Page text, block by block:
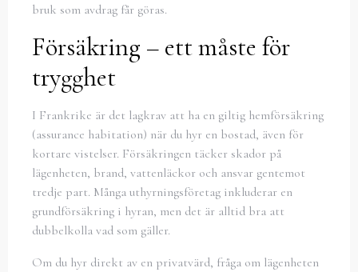
bruk som avdrag får göras.
Försäkring – ett måste för
trygghet
I Frankrike är det lagkrav att ha en giltig hemförsäkring
(assurance habitation) när du hyr en bostad, även för
kortare vistelser. Försäkringen täcker skador på
lägenheten, brand, vattenläckor och ansvar gentemot
tredje part. Många uthyrningsföretag inkluderar en
grundförsäkring i hyran, men det är alltid bra att
dubbelkolla vad som gäller.
Om du hyr direkt av en privatvärd, fråga om lägenheten